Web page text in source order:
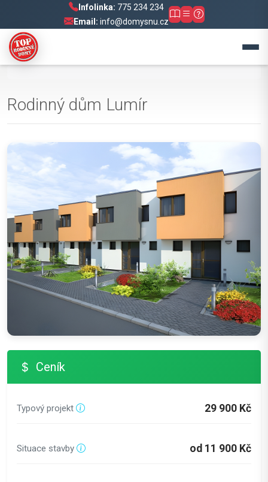
Infolinka: 775 234 234
Email: info@domysnu.cz
Rodinný dům Lumír
Ceník
Typový projekt 29 900 Kč
Situace stavby od 11 900 Kč